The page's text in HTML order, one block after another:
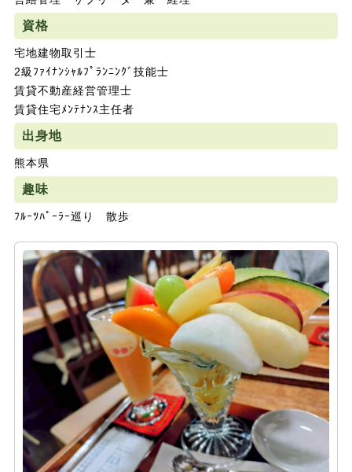
資格
宅地建物取引士
2級ﾌｧｲﾅﾝｼｬﾙﾌﾟﾗﾝﾆﾝｸﾞ技能士
賃貸不動産経営管理士
賃貸住宅ﾒﾝﾃﾅﾝｽ主任者
出身地
熊本県
趣味
ﾌﾙｰﾂﾊﾟｰﾗｰ巡り 散歩